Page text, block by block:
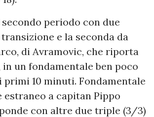
periodo con due
e la seconda da
di Avramovic, che riporta
in un fondamentale ben poco
primi 10 minuti. Fondamentale
estraneo a capitan Pippo
con altre due triple (3/3)